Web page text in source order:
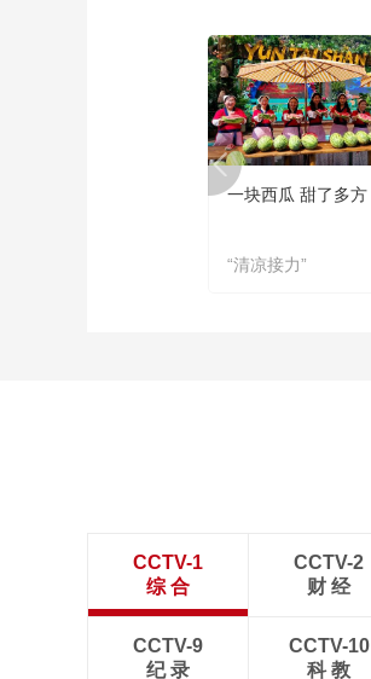
一块西瓜 甜了多方
“清凉接力”
CCTV-1
综 合
CCTV-2
财 经
CCTV-9
纪 录
CCTV-10
科 教